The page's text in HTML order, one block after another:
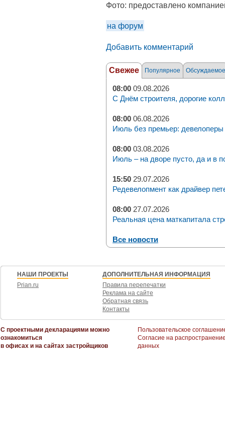
Фото: предоставлено
на форум
Добавить комментарий
Свежее Популярное Обсуждаемое
08:00 09.08.2026
С Днём строителя, дорогие
08:00 06.08.2026
Июль без премьер: девелоперы
08:00 03.08.2026
Июль – на дворе пусто, да и в
15:50 29.07.2026
Редевелопмент как драйвер
08:00 27.07.2026
Реальная цена маткапитала
Все новости
НАШИ ПРОЕКТЫ
Prian.ru
ДОПОЛНИТЕЛЬНАЯ ИНФОРМАЦИЯ
Правила перепечатки
Реклама на сайте
Обратная связь
Контакты
С проектными декларациями можно
ознакомиться
в офисах и на сайтах застройщиков
Пользовательское
Согласие на
данных